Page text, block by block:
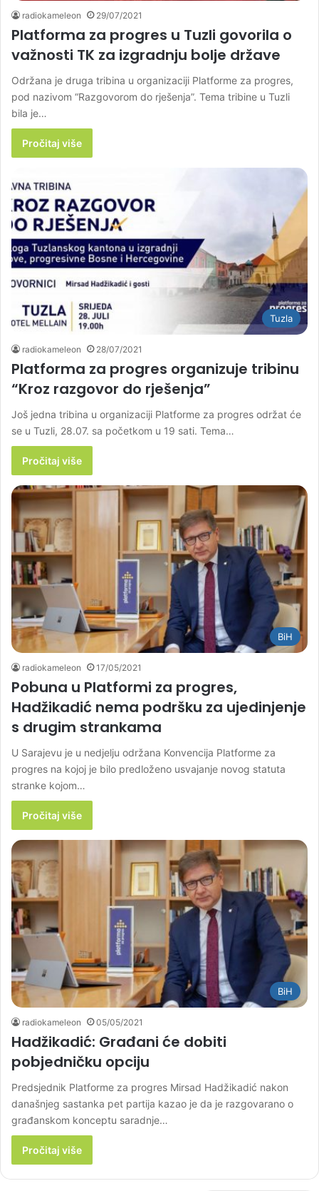
radiokameleon 29/07/2021
Platforma za progres u Tuzli govorila o
važnosti TK za izgradnju bolje države
Održana je druga tribina u organizaciji Platforme za progres,
pod nazivom “Razgovorom do rješenja”. Tema tribine u Tuzli
bila je…
Pročitaj više
Tuzla
radiokameleon 28/07/2021
Platforma za progres organizuje tribinu
“Kroz razgovor do rješenja”
Još jedna tribina u organizaciji Platforme za progres održat će
se u Tuzli, 28.07. sa početkom u 19 sati. Tema…
Pročitaj više
BiH
radiokameleon 17/05/2021
Pobuna u Platformi za progres,
Hadžikadić nema podršku za ujedinjenje
s drugim strankama
U Sarajevu je u nedjelju održana Konvencija Platforme za
progres na kojoj je bilo predloženo usvajanje novog statuta
stranke kojom…
Pročitaj više
BiH
radiokameleon 05/05/2021
Hadžikadić: Građani će dobiti
pobjedničku opciju
Predsjednik Platforme za progres Mirsad Hadžikadić nakon
današnjeg sastanka pet partija kazao je da je razgovarano o
građanskom konceptu saradnje…
Pročitaj više